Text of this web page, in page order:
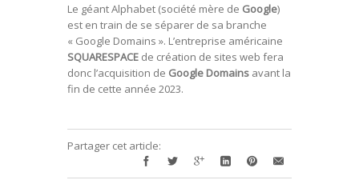
Le géant Alphabet (société mère de Google)
est en train de se séparer de sa branche
« Google Domains ». L’entreprise américaine
SQUARESPACE de création de sites web fera
donc l’acquisition de Google Domains avant la
fin de cette année 2023.
Partager cet article: